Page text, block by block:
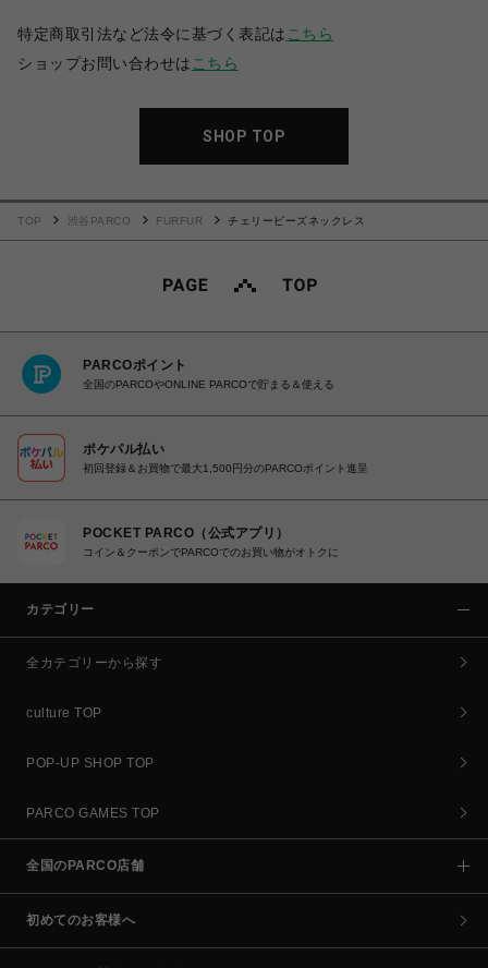
特定商取引法など法令に基づく表記は こちら
ショップお問い合わせは こちら
SHOP TOP
TOP 渋谷PARCO FURFUR チェリービーズネックレス
PARCOポイント
全国のPARCOやONLINE PARCOで貯まる＆使える
ポケパル払い
初回登録＆お買物で最大1,500円分のPARCOポイント進呈
POCKET PARCO（公式アプリ）
コイン＆クーポンでPARCOでのお買い物がオトクに
カテゴリー
全カテゴリーから探す
culture TOP
POP-UP SHOP TOP
PARCO GAMES TOP
全国のPARCO店舗
初めてのお客様へ